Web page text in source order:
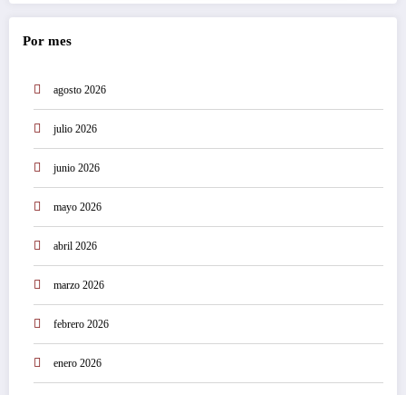
Por mes
agosto 2026
julio 2026
junio 2026
mayo 2026
abril 2026
marzo 2026
febrero 2026
enero 2026